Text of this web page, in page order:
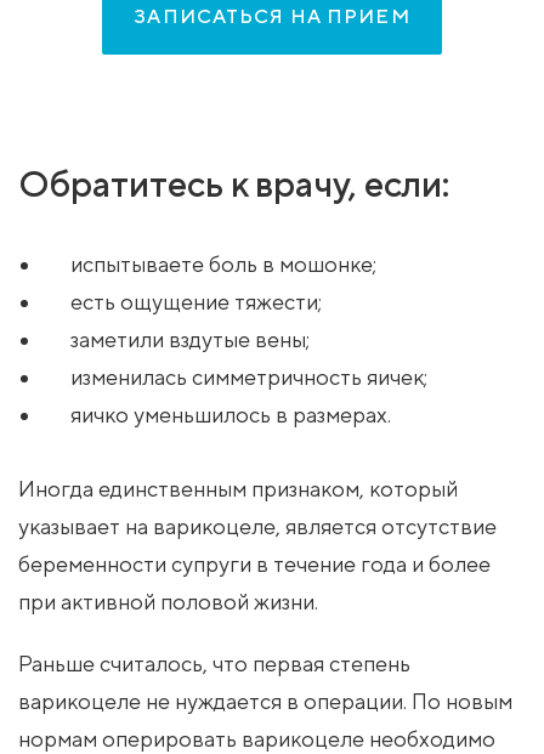
ЗАПИСАТЬСЯ НА ПРИЕМ
Обратитесь к врачу, если:
испытываете боль в мошонке;
есть ощущение тяжести;
заметили вздутые вены;
изменилась симметричность яичек;
яичко уменьшилось в размерах.
Иногда единственным признаком, который
указывает на варикоцеле, является отсутствие
беременности супруги в течение года и более
при активной половой жизни.
Раньше считалось, что первая степень
варикоцеле не нуждается в операции. По новым
нормам оперировать варикоцеле необходимо